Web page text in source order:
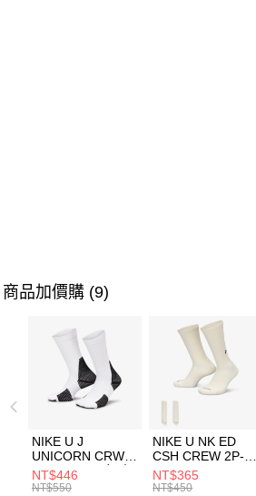
商品加價購 (9)
NIKE U J
UNICORN CRW
1PR -160 男女 中
統襪 FZ3393100
NT$446
NT$550
NIKE U NK ED
CSH CREW 2P-
144 EMBRDY 男
女 短統襪
NT$365
NT$450